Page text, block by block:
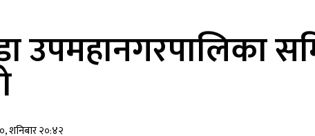
उपमहानगरपालिका
शनिबार २०:४२